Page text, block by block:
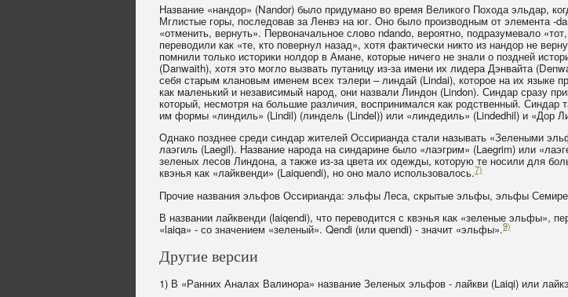
Название «нандор» (Nandor) было придумано во время Великого Похода эльдар,
Мглистые горы, последовав за Ленвэ на юг. Оно было производным от элемента -
«отменить, вернуть». Первоначальное слово ndando, вероятно, подразумевало
переводили как «те, кто повернул назад», хотя фактически никто из нандор не
помнили только историки нолдор в Амане, которые ничего не знали о поздней
(Danwaith), хотя это могло вызвать путаницу из-за имени их лидера Дэнвайта
себя старым клановым именем всех тэлери – линдай (Lindai), которое на их языке
как маленький и независимый народ, они назвали Линдон (Lindon). Синдар сразу
который, несмотря на большие различия, воспринимался как родственный.
им формы «линдиль» (Lindil) (линдель (Lindel)) или «линдедиль» (Lindedhil) и «Дор
Однако позднее среди синдар жителей Оссирианда стали называть «Зелеными
лаэгиль (Laegil). Название народа на синдарине было «лаэгрим» (Laegrim) или
зеленых лесов Линдона, а также из-за цвета их одежды, которую те носили для
квэнья как «лайквенди» (Laiquendi), но оно мало использовалось.7)
Прочие названия эльфов Оссирианда: эльфы Леса, скрытые эльфы, эльфы
В названии лайквенди (laiqendi), что переводится с квэнья как «зеленые эльфы»,
«laiqa» - со значением «зеленый». Qendi (или quendi) - значит «эльфы».9)
Другие версии
1) В «Ранних Аналах Валинора» название Зеленых эльфов - лайкви (Laiqi) или